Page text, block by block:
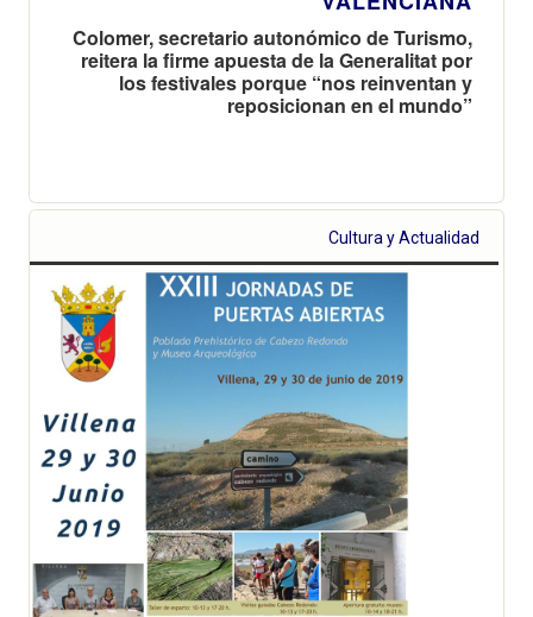
Colomer, secretario autonómico de Turismo,
reitera la firme apuesta de la Generalitat por
los festivales porque “nos reinventan y
reposicionan en el mundo”
Cultura y Actualidad